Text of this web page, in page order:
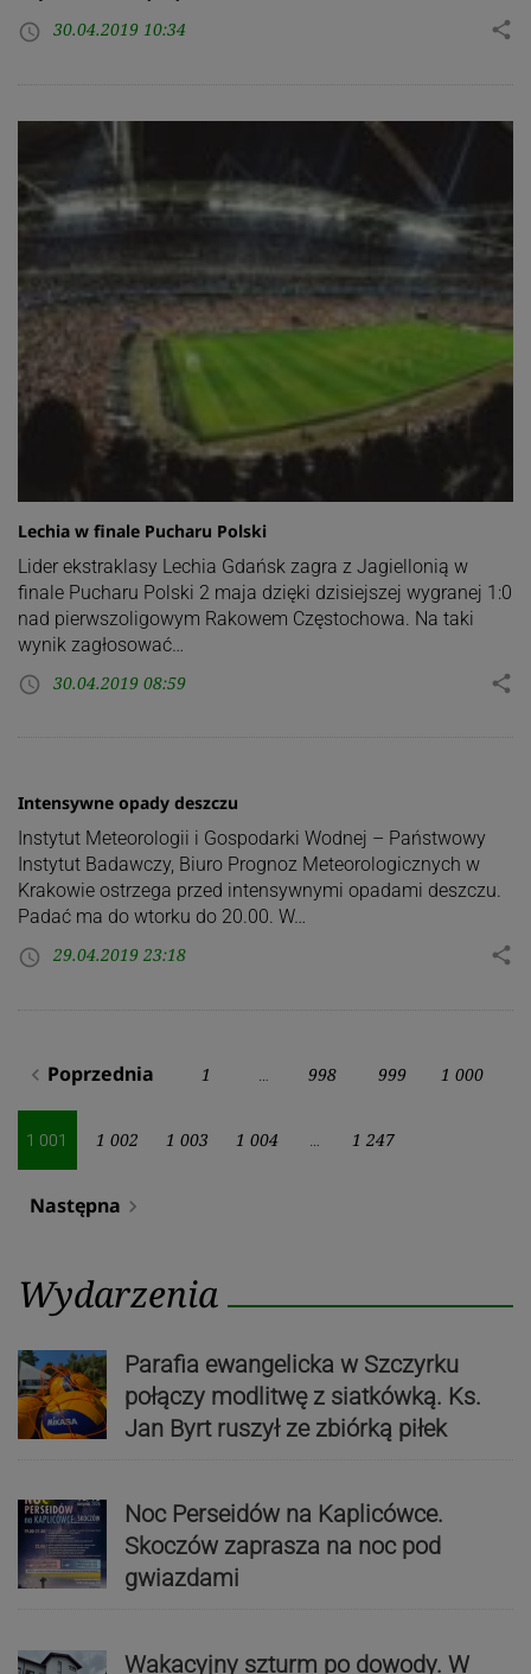
access_time 30.04.2019 10:34 share
Lechia w finale Pucharu Polski
Lider ekstraklasy Lechia Gdańsk zagra z Jagiellonią w
finale Pucharu Polski 2 maja dzięki dzisiejszej wygranej 1:0
nad pierwszoligowym Rakowem Częstochowa. Na taki
wynik zagłosować…
access_time 30.04.2019 08:59 share
Intensywne opady deszczu
Instytut Meteorologii i Gospodarki Wodnej – Państwowy
Instytut Badawczy, Biuro Prognoz Meteorologicznych w
Krakowie ostrzega przed intensywnymi opadami deszczu.
Padać ma do wtorku do 20.00. W…
access_time 29.04.2019 23:18 share
Stronicowanie
wpisów
navigate_before Poprzednia 1 998 999 1 000
1 001 1 002 1 003 1 004 1 247
Następna navigate_next
Wydarzenia
Parafia ewangelicka w Szczyrku
połączy modlitwę z siatkówką. Ks.
Jan Byrt ruszył ze zbiórką piłek
Noc Perseidów na Kaplicówce.
Skoczów zaprasza na noc pod
gwiazdami
Wakacyjny szturm po dowody. W